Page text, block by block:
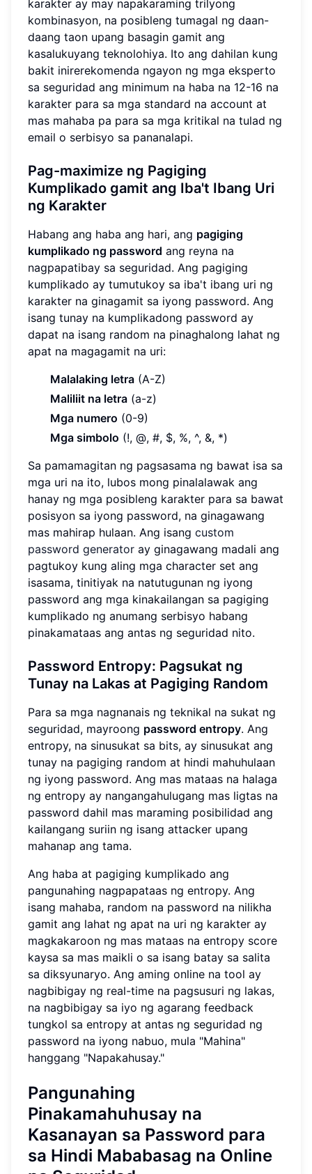
karakter ay may napakaraming trilyong
kombinasyon, na posibleng tumagal ng daan-
daang taon upang basagin gamit ang
kasalukuyang teknolohiya. Ito ang dahilan kung
bakit inirerekomenda ngayon ng mga eksperto
sa seguridad ang minimum na haba na 12-16 na
karakter para sa mga standard na account at
mas mahaba pa para sa mga kritikal na tulad ng
email o serbisyo sa pananalapi.
Pag-maximize ng Pagiging
Kumplikado gamit ang Iba't Ibang Uri
ng Karakter
Habang ang haba ang hari, ang pagiging
kumplikado ng password ang reyna na
nagpapatibay sa seguridad. Ang pagiging
kumplikado ay tumutukoy sa iba't ibang uri ng
karakter na ginagamit sa iyong password. Ang
isang tunay na kumplikadong password ay
dapat na isang random na pinaghalong lahat ng
apat na magagamit na uri:
Malalaking letra (A-Z)
Maliliit na letra (a-z)
Mga numero (0-9)
Mga simbolo (!, @, #, $, %, ^, &, *)
Sa pamamagitan ng pagsasama ng bawat isa sa
mga uri na ito, lubos mong pinalalawak ang
hanay ng mga posibleng karakter para sa bawat
posisyon sa iyong password, na ginagawang
mas mahirap hulaan. Ang isang custom
password generator ay ginagawang madali ang
pagtukoy kung aling mga character set ang
isasama, tinitiyak na natutugunan ng iyong
password ang mga kinakailangan sa pagiging
kumplikado ng anumang serbisyo habang
pinakamataas ang antas ng seguridad nito.
Password Entropy: Pagsukat ng
Tunay na Lakas at Pagiging Random
Para sa mga nagnanais ng teknikal na sukat ng
seguridad, mayroong password entropy. Ang
entropy, na sinusukat sa bits, ay sinusukat ang
tunay na pagiging random at hindi mahuhulaan
ng iyong password. Ang mas mataas na halaga
ng entropy ay nangangahulugang mas ligtas na
password dahil mas maraming posibilidad ang
kailangang suriin ng isang attacker upang
mahanap ang tama.
Ang haba at pagiging kumplikado ang
pangunahing nagpapataas ng entropy. Ang
isang mahaba, random na password na nilikha
gamit ang lahat ng apat na uri ng karakter ay
magkakaroon ng mas mataas na entropy score
kaysa sa mas maikli o sa isang batay sa salita
sa diksyunaryo. Ang aming online na tool ay
nagbibigay ng real-time na pagsusuri ng lakas,
na nagbibigay sa iyo ng agarang feedback
tungkol sa entropy at antas ng seguridad ng
password na iyong nabuo, mula "Mahina"
hanggang "Napakahusay."
Pangunahing
Pinakamahuhusay na
Kasanayan sa Password para
sa Hindi Mababasag na Online